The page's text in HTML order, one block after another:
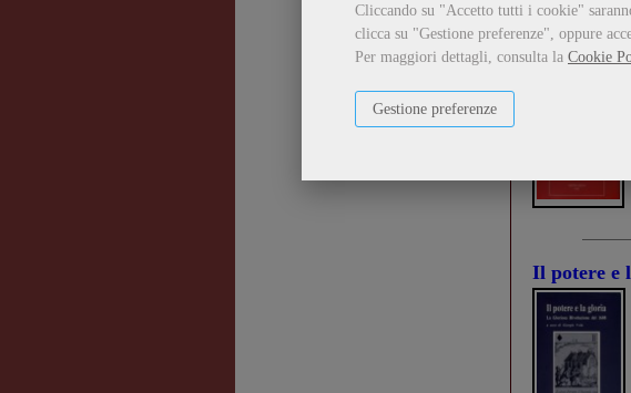
Cliccando su "Accetto tutti i cookie"
clicca su "Gestione preferenze", oppure
Per maggiori dettagli, consulta la Cookie
Gestione preferenze
Il partito
Il potere e